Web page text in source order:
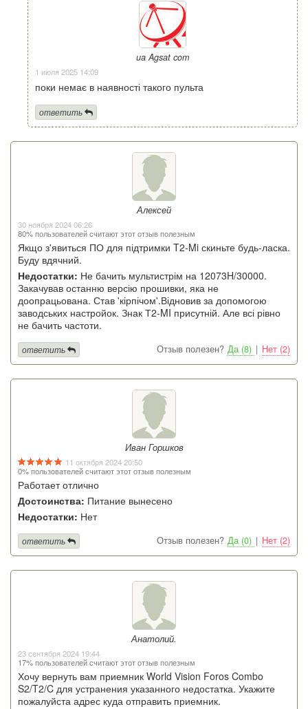
ua Agsat com
1 июля 2025 14:09
поки немає в наявності такого пульта
ответить
Алексей
30 ноября 2024 06:26
80% пользователей считают этот отзыв полезным
Якщо з'явиться ПО для підтримки T2-Mi скиньте будь-ласка.
Буду вдячний.
Недостатки: Не бачить мультистрім на 12073H/30000.
Закачував останню версію прошивки, яка не
доопрацьована. Став 'кірпічом'.Відновив за допомогою
заводських настройок. Знак Т2-MI присутній. Але всі рівно
не бачить частоти.
Отзыв полезен? Да (8) | Нет (2)
ответить
Иван Горшков
11 октября 2024 20:50
0% пользователей считают этот отзыв полезным
Работает отлично
Достоинства: Питание вынесено
Недостатки: Нет
Отзыв полезен? Да (0) | Нет (2)
ответить
Анатолий.
23 сентября 2024 19:44
17% пользователей считают этот отзыв полезным
Хочу вернуть вам приемник World Vision Foros Combo
S2/T2/C для устранения указанного недостатка. Укажите
пожалуйста адрес куда отправить приемник.